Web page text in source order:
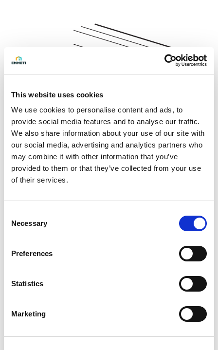
This website uses cookies
We use cookies to personalise content and ads, to
provide social media features and to analyse our traffic.
We also share information about your use of our site with
our social media, advertising and analytics partners who
may combine it with other information that you’ve
provided to them or that they’ve collected from your use
of their services.
Selection
Necessary
Preferences
Statistics
Marketing
Coppia guide di aggancio per installazione di n.2 collettori